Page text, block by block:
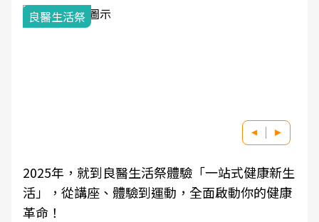
良醫生活祭
2025年，就到良醫生活祭體驗「一站式健康新生
活」，從講座、體驗到運動，全面啟動你的健康
革命！